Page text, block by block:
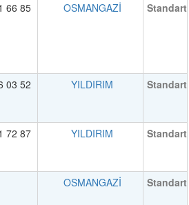
66 85 OSMANGAZİ Standart
03 52 YILDIRIM Standart
72 87 YILDIRIM Standart
OSMANGAZİ Standart